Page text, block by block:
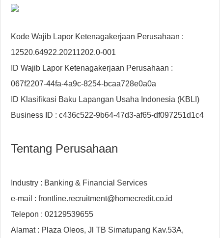
Kode Wajib Lapor Ketenagakerjaan Perusahaan :
12520.64922.20211202.0-001
ID Wajib Lapor Ketenagakerjaan Perusahaan :
067f2207-44fa-4a9c-8254-bcaa728e0a0a
ID Klasifikasi Baku Lapangan Usaha Indonesia (KBLI)
Business ID : c436c522-9b64-47d3-af65-df097251d1c4
Tentang Perusahaan
Industry : Banking & Financial Services
e-mail : frontline.recruitment@homecredit.co.id
Telepon : 02129539655
Alamat : Plaza Oleos, Jl TB Simatupang Kav.53A,